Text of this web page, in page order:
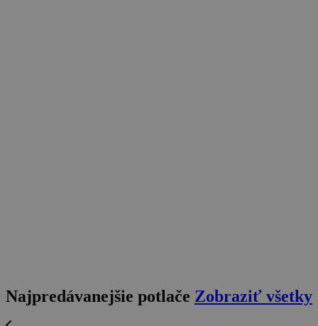
Najpredávanejšie potlače Zobraziť všetky